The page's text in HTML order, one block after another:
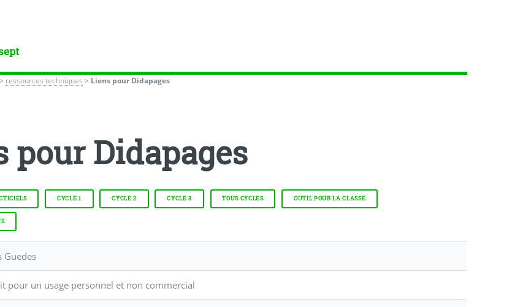
> ressources techniques > Liens pour Didapages
pour Didapages
CYCLE 1 CYCLE 2 CYCLE 3 TOUS CYCLES OUTIL POUR LA CLASSE
Guedes
pour un usage personnel et non commercial